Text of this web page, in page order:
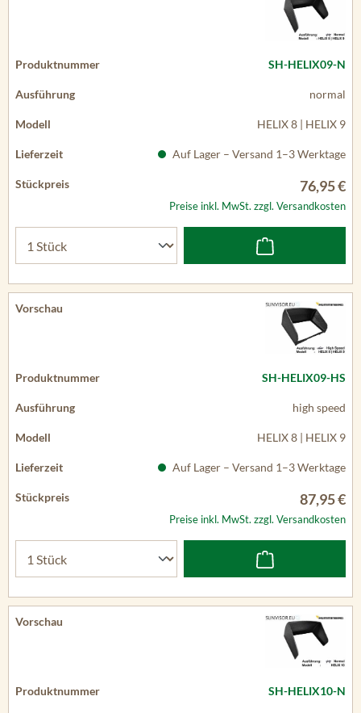
SH-HELIX09-N
normal
HELIX 8 | HELIX 9
Auf Lager – Versand 1–3 Werktage
76,95 €
Preise inkl. MwSt. zzgl. Versandkosten
SH-HELIX09-HS
high speed
HELIX 8 | HELIX 9
Auf Lager – Versand 1–3 Werktage
87,95 €
Preise inkl. MwSt. zzgl. Versandkosten
SH-HELIX10-N